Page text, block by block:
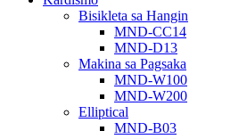
Bisikleta sa Hangin
MND-CC14
MND-D13
Makina sa Pagsaka
MND-W100
MND-W200
Elliptical
MND-B03